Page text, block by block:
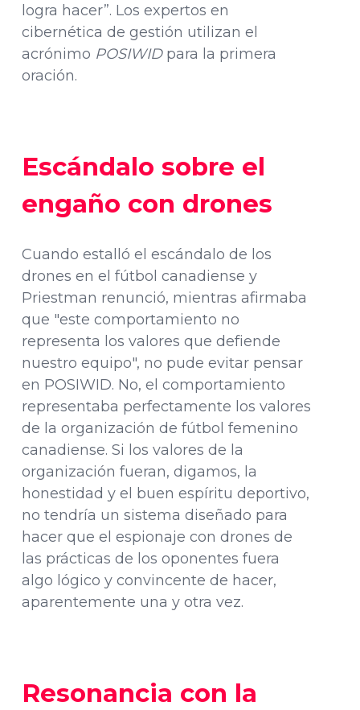
logra hacer”. Los expertos en
cibernética de gestión utilizan el
acrónimo POSIWIDpara la primera
oración.
Escándalo sobre el
engaño con drones
Cuando estalló el escándalo de los
drones en el fútbol canadiense y
Priestman renunció, mientras afirmaba
que "este comportamiento no
representa los valores que defiende
nuestro equipo", no pude evitar pensar
en POSIWID. No, el comportamiento
representaba perfectamente los valores
de la organización de fútbol femenino
canadiense. Si los valores de la
organización fueran, digamos, la
honestidad y el buen espíritu deportivo,
no tendría un sistema diseñado para
hacer que el espionaje con drones de
las prácticas de los oponentes fuera
algo lógico y convincente de hacer,
aparentemente una y otra vez.
Resonancia con la